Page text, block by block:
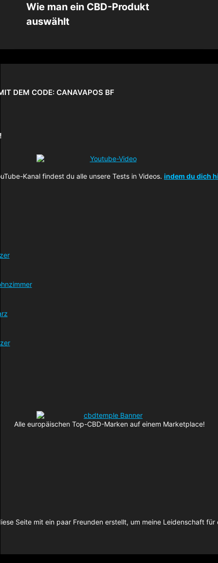
Wie man ein CBD-Produkt
auswählt
DEM CODE: CANAVAPOS BF
Kanal findest du alle unsere Tests in Videos. indem du dich
Alle europäischen Top-CBD-Marken auf einem Marketplace!
Seite mit ein paar Freunden erstellt, um meine Leidenschaft